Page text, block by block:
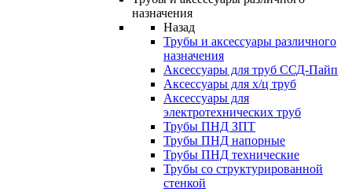
назначения
Назад
Трубы и аксессуары различного
назначения
Аксессуары для труб ССД-Пайп
Аксессуары для х/ц труб
Аксессуары для
электротехнических труб
Трубы ПНД ЗПТ
Трубы ПНД напорные
Трубы ПНД технические
Трубы со структурированной
стенкой